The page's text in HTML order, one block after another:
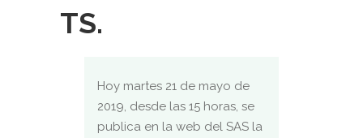
TS.
Hoy martes 21 de mayo de
2019, desde las 15 horas, se
publica en la web del SAS la